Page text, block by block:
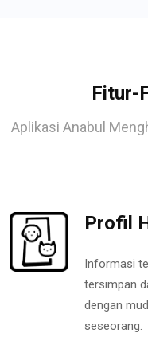
Fitur-
Aplikasi Anabul
Profil
Informasi
tersimpan
dengan
seseorang.